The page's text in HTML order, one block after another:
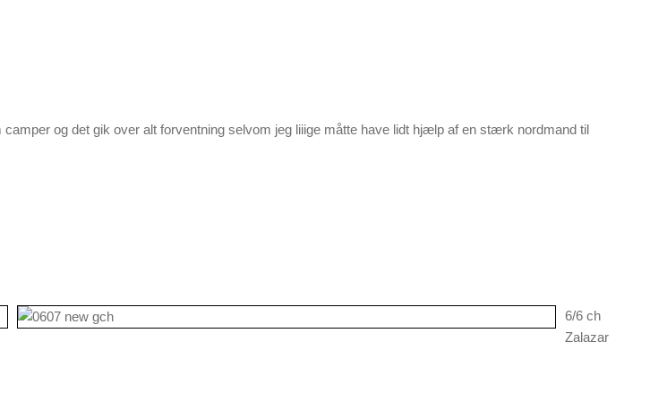
og det gik over alt forventning selvom jeg liiige måtte have lidt hjælp af en stærk nordmand til
6/6 ch
Zalazar